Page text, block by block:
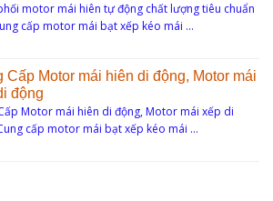
motor mái hiên tự động chất lượng tiêu chuẩn
cấp motor mái bạt xếp kéo mái …
Cấp Motor mái hiên di động, Motor mái
động
Motor mái hiên di động, Motor mái xếp di
cấp motor mái bạt xếp kéo mái …